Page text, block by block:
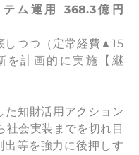
ム運用 368.3億円
しつつ（定常経費▲15
を計画的に実施【継
た知財活用アクション
社会実装までを切れ目
等を強力に後押しす